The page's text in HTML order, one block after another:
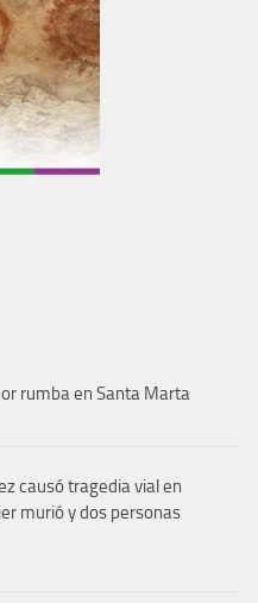
rumba en Santa Marta
causó tragedia vial en
murió y dos personas